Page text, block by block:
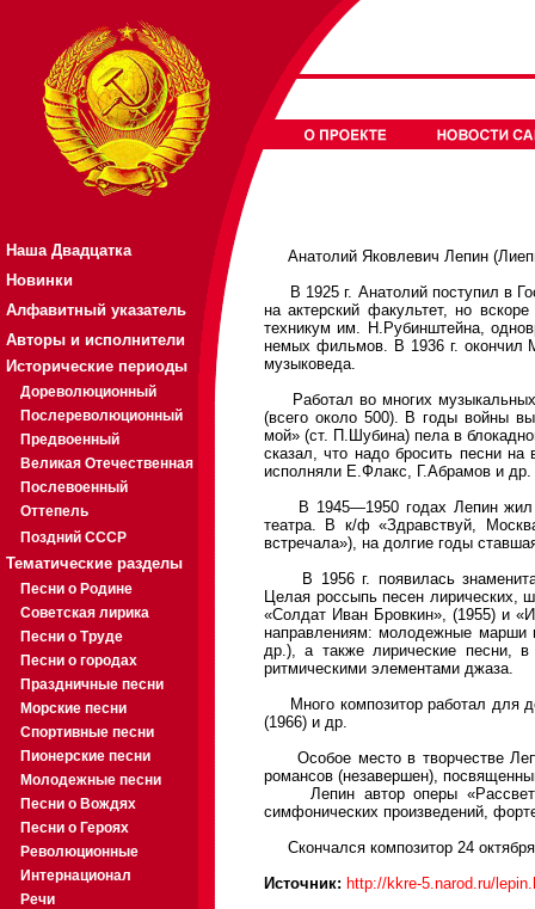
Наша Двадцатка
Новинки
Алфавитный указатель
Авторы и исполнители
Исторические периоды
Дореволюционный
Послереволюционный
Предвоенный
Великая Отечественная
Послевоенный
Оттепель
Поздний СССР
Тематические разделы
Песни о Родине
Советская лирика
Песни о Труде
Песни о городах
Праздничные песни
Морские песни
Спортивные песни
Пионерские песни
Молодежные песни
Песни о Вождях
Песни о Героях
Революционные
Интернационал
Речи
Анатолий Яковлевич Лепин
В 1925 г. Анатолий поступил в
на актерский факультет, но
техникум им. Н.Рубинштейна,
немых фильмов. В 1936 г. окончил
музыковеда.
Работал во многих
(всего около 500). В годы войны
мой» (ст. П.Шубина) пела в
сказал, что надо бросить песни
исполняли Е.Флакс, Г.Абрамов и др.
В 1945—1950 годах Лепин жил в
театра. В к/ф «Здравствуй,
встречала»), на долгие годы
В 1956 г. появилась знаменитая
Целая россыпь песен лирических,
«Солдат Иван Бровкин», (1955) и
направлениям: молодежные марши
др.), а также лирические песни, в
ритмическими элементами джаза.
Много композитор работал для
(1966) и др.
Особое место в творчестве
романсов (незавершен),
Лепин автор оперы «Рассвет»
симфонических произведений,
Скончался композитор 24
Источник: http://kkre-5.narod.ru/